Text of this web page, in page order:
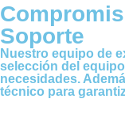
Soporte
Nuestro equipo de
selección del
necesidades.
técnico para